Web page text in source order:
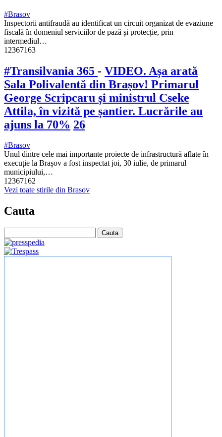
#Brasov
Inspectorii antifraudă au identificat un circuit organizat de evaziune
fiscală în domeniul serviciilor de pază și protecție, prin
intermediul…
12367163
#Transilvania 365 - VIDEO. Așa arată
Sala Polivalentă din Brașov! Primarul
George Scripcaru și ministrul Cseke
Attila, în vizită pe șantier. Lucrările au
ajuns la 70% 26
#Brasov
Unul dintre cele mai importante proiecte de infrastructură aflate în
execuție la Brașov a fost inspectat joi, 30 iulie, de primarul
municipiului,…
12367162
Vezi toate stirile din Brasov
Cauta